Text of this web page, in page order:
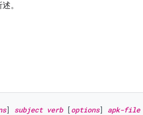
。
] subject verb [options] apk-file